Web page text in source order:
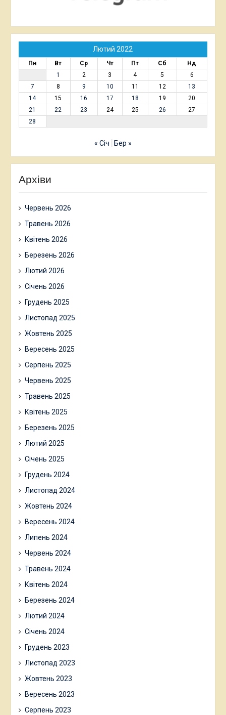
Лютий 2022
Пн Вт Ср Чт Пт Сб
Нд
1
2 3 4 5
6
7
8 9 10 11 12
13
14
15 16 17 18 19
20
21
22 23 24 25 26
27
28
« Січ Бер »
Архіви
Червень 2026
Травень 2026
Квітень 2026
Березень 2026
Лютий 2026
Січень 2026
Грудень 2025
Листопад 2025
Жовтень 2025
Вересень 2025
Серпень 2025
Червень 2025
Травень 2025
Квітень 2025
Березень 2025
Лютий 2025
Січень 2025
Грудень 2024
Листопад 2024
Жовтень 2024
Вересень 2024
Липень 2024
Червень 2024
Травень 2024
Квітень 2024
Березень 2024
Лютий 2024
Січень 2024
Грудень 2023
Листопад 2023
Жовтень 2023
Вересень 2023
Серпень 2023